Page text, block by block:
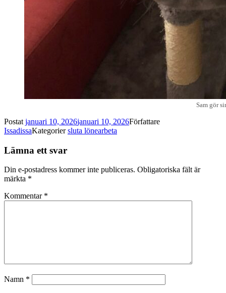
Sam gör
Postat januari 10, 2026januari 10, 2026Författare
IssadissaKategoriersluta lönearbeta
Lämna ett svar
Din e-postadress kommer inte publiceras. Obligatoriska fält är
märkta *
Kommentar *
Namn *